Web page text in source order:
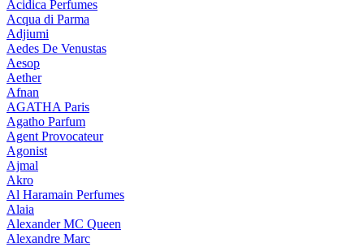
Acidica Perfumes
Acqua di Parma
Adjiumi
Aedes De Venustas
Aesop
Aether
Afnan
AGATHA Paris
Agatho Parfum
Agent Provocateur
Agonist
Ajmal
Akro
Al Haramain Perfumes
Alaia
Alexander MC Queen
Alexandre Marc